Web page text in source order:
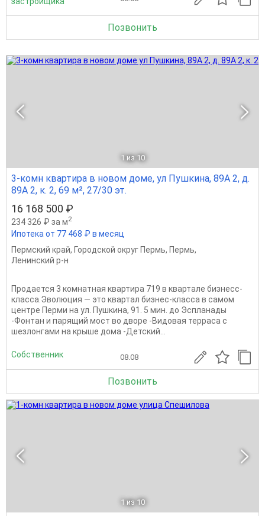
Позвонить
1 из 10
3-комн квартира в новом доме, ул Пушкина, 89А 2, д.
89А 2, к. 2, 69 м², 27/30 эт.
16 168 500 ₽
234 326 ₽ за м2
Ипотека от 77 468 ₽ в месяц
Пермский край, Городской округ Пермь, Пермь,
Ленинский р-н
Продается 3 комнатная квартира 719 в квартале бизнесс-
класса.Эволюция — это квартал бизнес-класса в самом
центре Перми на ул. Пушкина, 91. 5 мин. до Эспланады
-Фонтан и парящий мост во дворе -Видовая терраса с
шезлонгами на крыше дома -Детский...
Собственник 08.08
Позвонить
1 из 10